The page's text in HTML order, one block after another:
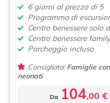
6 giorni al prezzo di 5
Programma di
Centro benessere solo
Centro benessere family
Parcheggio incluso
Consigliata:Famiglie
neonati
Da 104,00 €